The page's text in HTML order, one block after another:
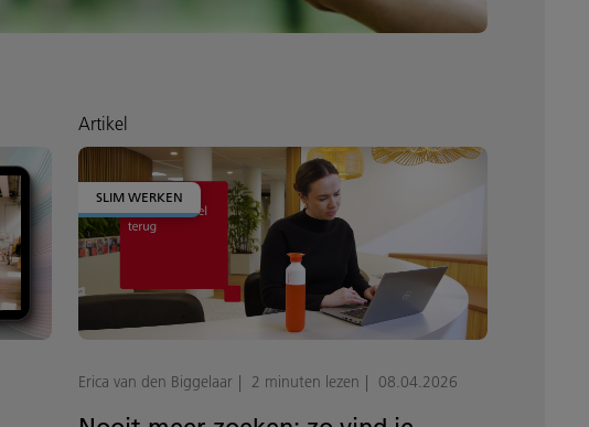
Artikel
SLIM WERKEN
Erica van den Biggelaar 2 minuten lezen 08.04.2026